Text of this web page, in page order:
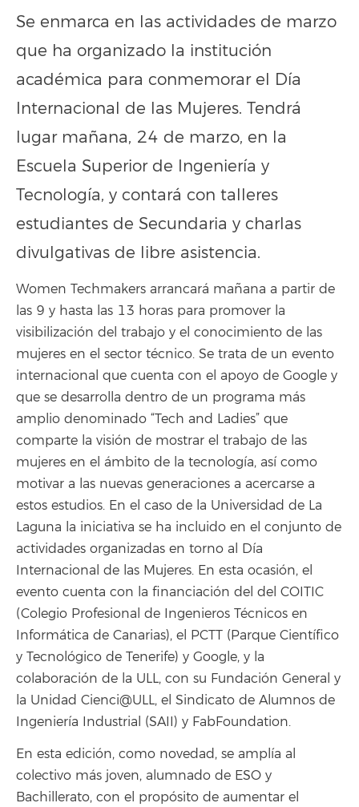
Se enmarca en las actividades de marzo
que ha organizado la institución
académica para conmemorar el Día
Internacional de las Mujeres. Tendrá
lugar mañana, 24 de marzo, en la
Escuela Superior de Ingeniería y
Tecnología, y contará con talleres
estudiantes de Secundaria y charlas
divulgativas de libre asistencia.
Women Techmakers arrancará mañana a partir de
las 9 y hasta las 13 horas para promover la
visibilización del trabajo y el conocimiento de las
mujeres en el sector técnico. Se trata de un evento
internacional que cuenta con el apoyo de Google y
que se desarrolla dentro de un programa más
amplio denominado “Tech and Ladies” que
comparte la visión de mostrar el trabajo de las
mujeres en el ámbito de la tecnología, así como
motivar a las nuevas generaciones a acercarse a
estos estudios. En el caso de la Universidad de La
Laguna la iniciativa se ha incluido en el conjunto de
actividades organizadas en torno al Día
Internacional de las Mujeres. En esta ocasión, el
evento cuenta con la financiación del del COITIC
(Colegio Profesional de Ingenieros Técnicos en
Informática de Canarias), el PCTT (Parque Científico
y Tecnológico de Tenerife) y Google, y la
colaboración de la ULL, con su Fundación General y
la Unidad Cienci@ULL, el Sindicato de Alumnos de
Ingeniería Industrial (SAII) y FabFoundation.
En esta edición, como novedad, se amplía al
colectivo más joven, alumnado de ESO y
Bachillerato, con el propósito de aumentar el